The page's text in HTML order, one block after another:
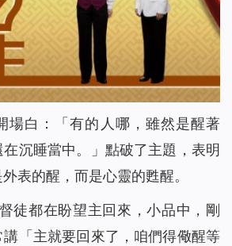
場白：「有的人哪，雖然是醒著
沉睡當中。」點破了主題，表明
表的醒，而是心靈的甦醒。
徒都在盼望主回來，小品中，剛
「主就要回來了，咱們得儆醒等